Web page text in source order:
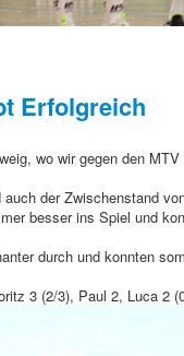
Erfolgreich
wo wir gegen den
der Zwischenstand
besser ins Spiel und
durch und konnten
3 (2/3), Paul 2, Luca 2